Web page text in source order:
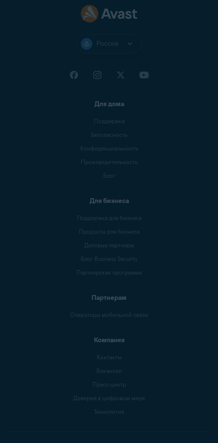
Россия
Для дома
Поддержка
Безопасность
Конфиденциальность
Производительность
Блог
Для бизнеса
Поддержка для бизнеса
Продукты для бизнеса
Деловые партнеры
Блог Business Security
Партнерская программа
Партнерам
Операторы мобильной связи
Компания
Контакты
Вакансии
Пресс-центр
Доверие в цифровом мире
Технология